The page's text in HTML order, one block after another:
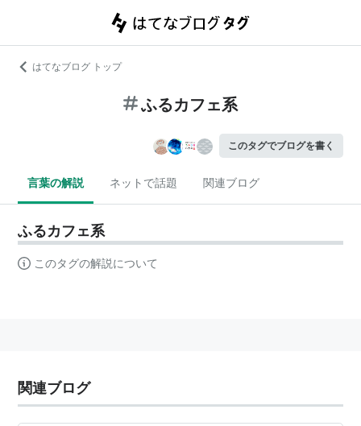
はてなブログ トップ
ふるカフェ系
このタグでブログを書く
言葉の解説 ネットで話題 関連ブログ
ふるカフェ系
このタグの解説について
関連ブログ